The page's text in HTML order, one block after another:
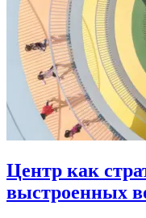
Центр как
выстроенных